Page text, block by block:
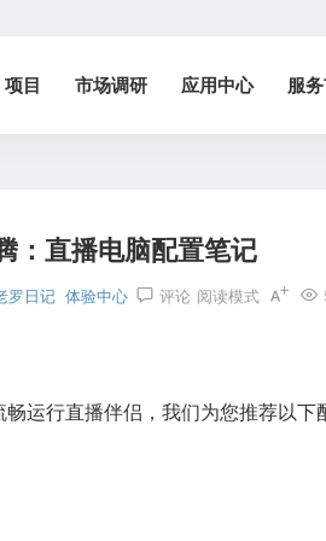
项目 市场调研 应用中心 服
：直播电脑配置笔记
罗日记 体验中心 评论 阅读模式
运行直播伴侣，我们为您推荐以下